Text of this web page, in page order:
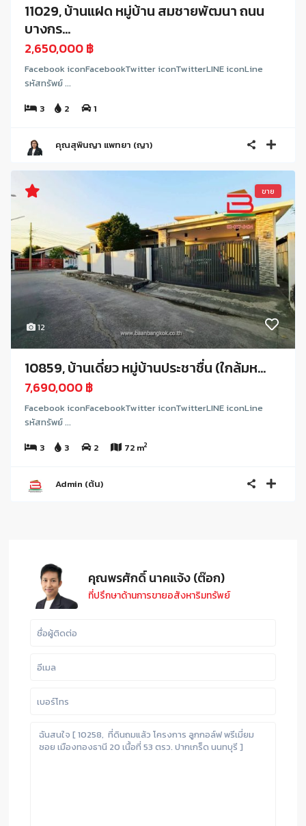
11029, บ้านแฝด หมู่บ้าน สมชายพัฒนา ถนน
บางกร...
2,650,000 ฿
Facebook iconFacebookTwitter iconTwitterLINE iconLine
รหัสทรัพย์ ...
3
2 1
คุณสุพินญา แพทยา (ญา)
12
ขาย
10859, บ้านเดี่ยว หมู่บ้านประชาชื่น (ใกล้มห...
7,690,000 ฿
Facebook iconFacebookTwitter iconTwitterLINE iconLine
รหัสทรัพย์ ...
3
3 2 72 m2
Admin (ต้น)
คุณพรศักดิ์ นาคแจ้ง (ต๊อก)
ที่ปรึกษาด้านการขายอสังหาริมทรัพย์